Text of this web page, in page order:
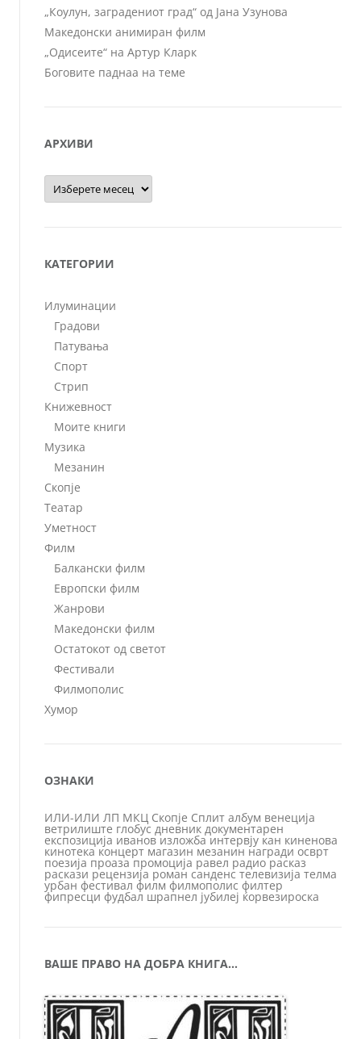
„Коулун, заградениот град“ од Јана Узунова
Македонски анимиран филм
„Одисеите“ на Артур Кларк
Боговите паднаа на теме
АРХИВИ
Архиви
КАТЕГОРИИ
Илуминации
Градови
Патувања
Спорт
Стрип
Книжевност
Моите книги
Музика
Мезанин
Скопје
Театар
Уметност
Филм
Балкански филм
Европски филм
Жанрови
Македонски филм
Остатокот од светот
Фестивали
Филмополис
Хумор
ОЗНАКИ
ИЛИ-ИЛИ ЛП МКЦ Скопје Сплит албум венеција
ветрилиште глобус дневник документарен
експозиција иванов изложба интервју кан киненова
кинотека концерт магазин мезанин награди осврт
поезија проаза промоција равел радио расказ
раскази рецензија роман санденс телевизија телма
урбан фестивал филм филмополис филтер
фипресци фудбал шрапнел јубилеј ќорвезироска
ВАШЕ ПРАВО НА ДОБРА КНИГА…